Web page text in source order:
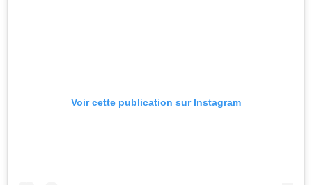
Voir cette publication sur Instagram